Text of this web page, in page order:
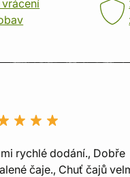
rychlé dodání., Dobře
čaje., Chuť čajů